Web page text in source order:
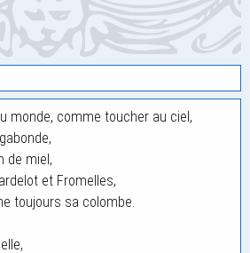
monde, comme toucher au ciel,
de miel,
et Fromelles,
toujours sa colombe.